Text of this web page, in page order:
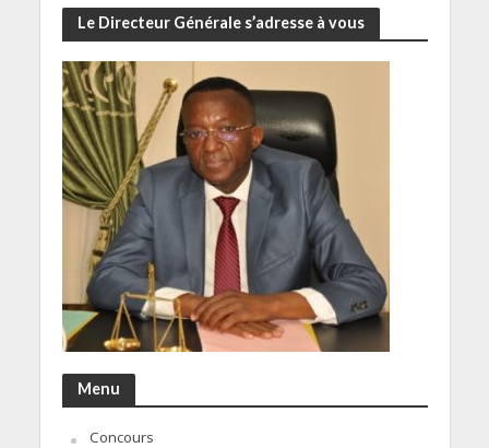
Le Directeur Générale s’adresse à vous
Menu
Concours